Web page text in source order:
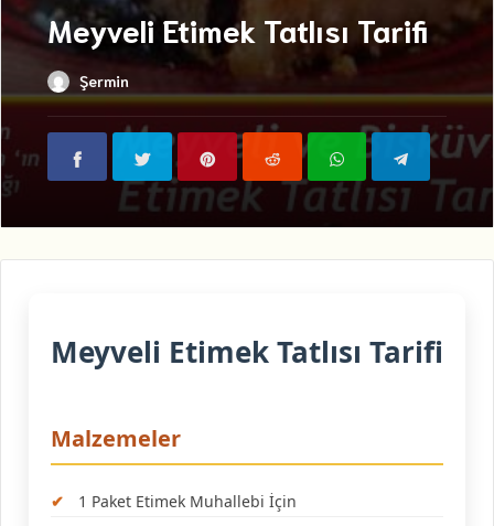
Meyveli Etimek Tatlısı Tarifi
Şermin
Meyveli Etimek Tatlısı Tarifi
Malzemeler
1 Paket Etimek Muhallebi İçin